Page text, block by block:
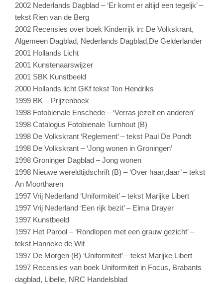
2002 Nederlands Dagblad – ‘Er komt er altijd een tegeljk’ –
tekst Rien van de Berg
2002 Recensies over boek Kinderrijk in: De Volkskrant,
Algemeen Dagblad, Nederlands Dagblad,De Gelderlander
2001 Hollands Licht
2001 Kunstenaarswijzer
2001 SBK Kunstbeeld
2000 Hollands licht GKf tekst Ton Hendriks
1999 BK – Prijzenboek
1998 Fotobienale Enschede – ‘Verras jezelf en anderen’
1998 Catalogus Fotobienale Turnhout (B)
1998 De Volkskrant ‘Reglement’ – tekst Paul De Pondt
1998 De Volkskrant – ‘Jong wonen in Groningen’
1998 Groninger Dagblad – Jong wonen
1998 Nieuwe wereldtijdschrift (B) – ‘Over haar,daar’ – tekst
An Moortharen
1997 Vrij Nederland ‘Uniformiteit’ – tekst Marijke Libert
1997 Vrij Nederland ‘Een rijk bezit’ – Elma Drayer
1997 Kunstbeeld
1997 Het Parool – ‘Rondlopen met een grauw gezicht’ –
tekst Hanneke de Wit
1997 De Morgen (B) ‘Uniformiteit’ – tekst Marijke Libert
1997 Recensies van boek Uniformiteit in Focus, Brabants
dagblad, Libelle, NRC Handelsblad